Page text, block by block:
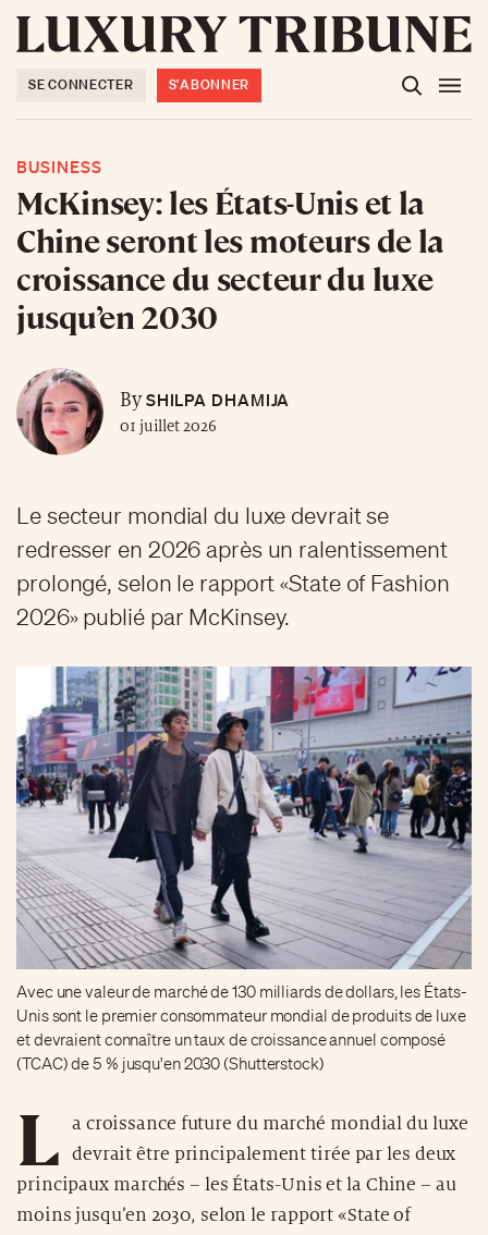
SE CONNECTER S'ABONNER
BUSINESS
McKinsey: les États-Unis et la
Chine seront les moteurs de la
croissance du secteur du luxe
jusqu’en 2030
BySHILPA DHAMIJA
01 juillet 2026
Le secteur mondial du luxe devrait se
redresser en 2026 après un ralentissement
prolongé, selon le rapport «State of Fashion
2026» publié par McKinsey.
Avec une valeur de marché de 130 milliards de dollars, les États-
Unis sont le premier consommateur mondial de produits de luxe
et devraient connaître un taux de croissance annuel composé
(TCAC) de 5 % jusqu'en 2030 (Shutterstock)
L
a croissance future du marché mondial du luxe
devrait être principalement tirée par les deux
principaux marchés – les États-Unis et la Chine – au
moins jusqu’en 2030, selon le rapport «State of